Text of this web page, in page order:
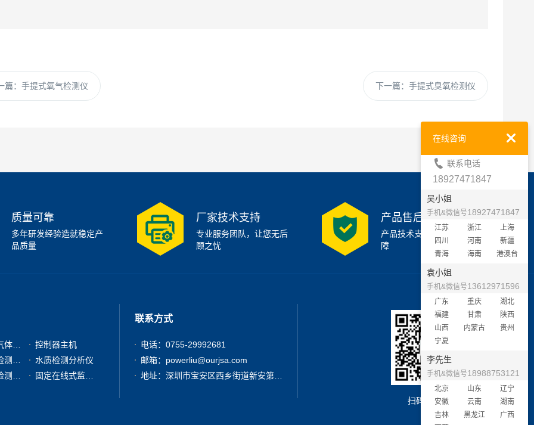
篇： 手提式氧气检测仪 下一篇： 手提式臭氧检测仪
质量可靠
多年研发经验造就稳定产
品质量
厂家技术支持
专业服务团队，让您无后
顾之忧
产品售后支持
产品技术支持7x24小时保
障
控制器主机
水质检测分析仪
固定在线式监测报警仪
联系方式
电话：0755-29992681
邮箱：powerliu@ourjsa.com
地址：深圳市宝安区西乡街道新安第二工业区A3栋6楼南
扫码加微信
在线咨询
联系电话
18927471847
吴小姐
手机&微信号18927471847
江苏 浙江
上海
四川
河南
新疆
青海
海南 港澳台
袁小姐
手机&微信号13612971596
广东 重庆
湖北
福建
甘肃
陕西
山西
内蒙古
贵州
宁夏
李先生
手机&微信号18988753121
北京 山东
辽宁
安徽
云南
湖南
吉林
黑龙江
广西